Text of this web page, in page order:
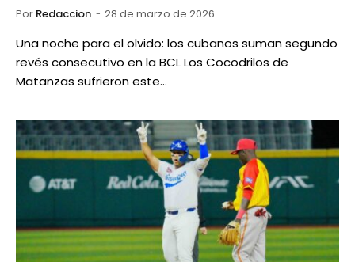
Por Redaccion 28 de marzo de 2026
Una noche para el olvido: los cubanos suman segundo
revés consecutivo en la BCL Los Cocodrilos de
Matanzas sufrieron este…